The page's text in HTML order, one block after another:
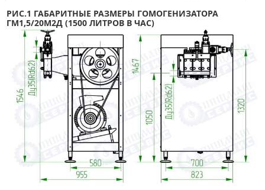
РИС.1 ГАБАРИТНЫЕ РАЗМЕРЫ ГОМОГЕНИЗАТОРА
ГМ1,5/20М2Д (1500 ЛИТРОВ В ЧАС)